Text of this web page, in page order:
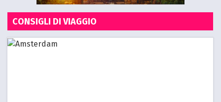
CONSIGLI DI VIAGGIO